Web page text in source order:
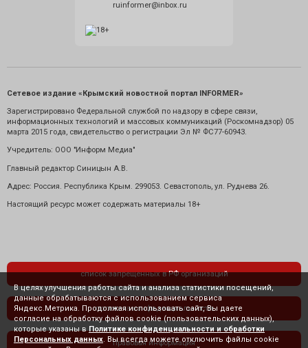
ruinformer@inbox.ru
Сетевое издание «Крымский новостной портал INFORMER»
Зарегистрировано Федеральной службой по надзору в сфере связи,
информационных технологий и массовых коммуникаций (Роскомнадзор) 05
марта 2015 года, свидетельство о регистрации Эл № ФС77-60943.
Учредитель: ООО "Информ Медиа"
Главный редактор Синицын А.В.
Адрес: Россия. Республика Крым. 299053. Севастополь, ул. Руднева 26.
Настоящий ресурс может содержать материалы 18+
список запрещенных в РФ организаций
политика конфиденциальности
правовая информация
В целях улучшения работы сайта и анализа статистики посещений,
данные обрабатываются с использованием сервиса
Яндекс.Метрика. Продолжая использовать сайт, Вы даете
согласие на обработку файлов cookie (пользовательских данных),
которые указаны в Политике конфиденциальности и обработки
Персональных данных . Вы всегда можете отключить файлы cookie